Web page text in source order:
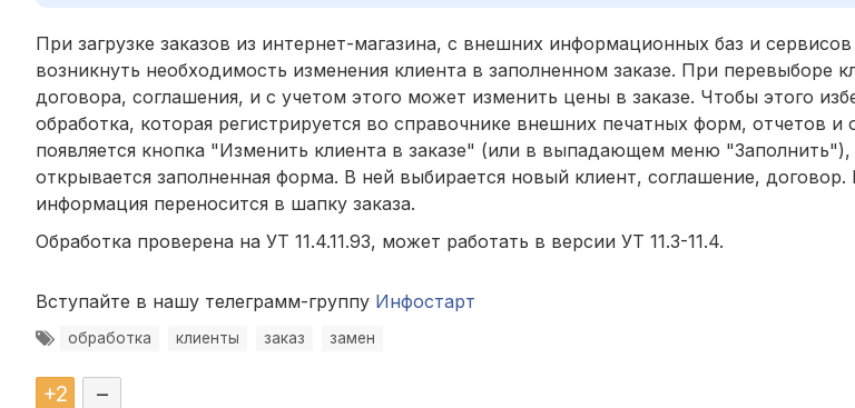
При загрузке заказов из интернет-магазина, с внешних информационных баз и
возникнуть необходимость изменения клиента в заполненном заказе. При перевыборе
договора, соглашения, и с учетом этого может изменить цены в заказе. Чтобы этого
обработка, которая регистрируется во справочнике внешних печатных форм, отчетов и
появляется кнопка "Изменить клиента в заказе" (или в выпадающем меню
открывается заполненная форма. В ней выбирается новый клиент, соглашение,
информация переносится в шапку заказа.
Обработка проверена на УТ 11.4.11.93, может работать в версии УТ 11.3-11.4.
Вступайте в нашу телеграмм-группу Инфостарт
обработка клиенты заказ замен
+2 –